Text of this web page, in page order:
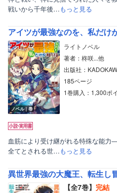
戦いから千年後…もっと見る
アイツが最強なのを、私だけ
ノベル｜巻
ライトノベル
著者：柊咲...他
出版社：
185ページ
1巻購入：1,300ポ
血筋により受け継がれる特殊な能
全てとされる世…もっと見る
異世界最強の大魔王、転生し
【全7巻】 完結
ティーンズラブ
女性写真集